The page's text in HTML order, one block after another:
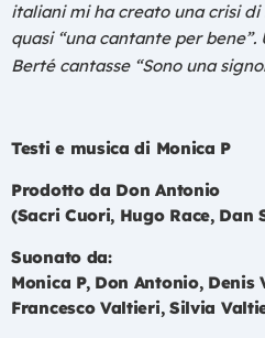
italiani mi ha creato una crisi
quasi “una cantante per bene”.
Berté cantasse “Sono una
Testi e musica di Monica P
Prodotto da Don Antonio
(Sacri Cuori, Hugo Race, Dan
Suonato da:
Monica P, Don Antonio,
Francesco Valtieri, Silvia